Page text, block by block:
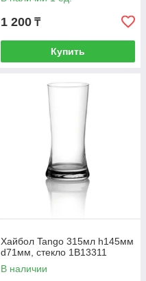
1 200 ₸
Купить
Хайбол Tango 315мл h145мм
d71мм, стекло 1B13311
В наличии